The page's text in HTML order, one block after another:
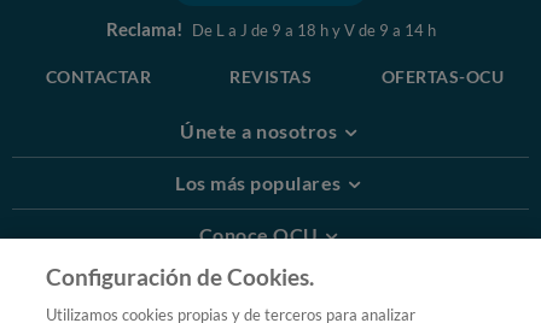
Reclama! De L a J de 9 a 18 h y V de 9 a 14 h
CONTACTAR REVISTAS OFERTAS-OCU
Únete a nosotros
Los más populares
Conoce OCU
Más Información
Configuración de Cookies.
Utilizamos cookies propias y de terceros para analizar